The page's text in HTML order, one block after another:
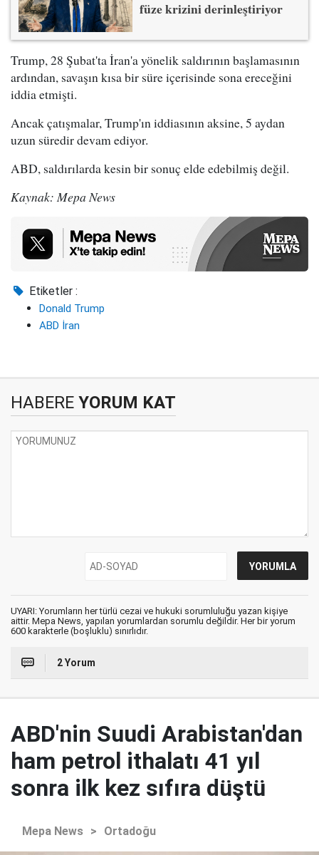
füze krizini derinleştiriyor
Trump, 28 Şubat'ta İran'a yönelik saldırının başlamasının
ardından, savaşın kısa bir süre içerisinde sona ereceğini
iddia etmişti.
Ancak çatışmalar, Trump'ın iddiasının aksine, 5 aydan
uzun süredir devam ediyor.
ABD, saldırılarda kesin bir sonuç elde edebilmiş değil.
Kaynak: Mepa News
Etiketler :
Donald Trump
ABD İran
HABERE YORUM KAT
UYARI: Yorumların her türlü cezai ve hukuki sorumluluğu yazan kişiye
aittir. Mepa News, yapılan yorumlardan sorumlu değildir. Her bir yorum
600 karakterle (boşluklu) sınırlıdır.
2 Yorum
ABD'nin Suudi Arabistan'dan
ham petrol ithalatı 41 yıl
sonra ilk kez sıfıra düştü
Mepa News > Ortadoğu